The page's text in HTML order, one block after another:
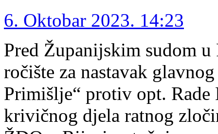
6. Oktobar 2023. 14:23
Pred Županijskim sudom u
ročište za nastavak
Primišlje“ protiv opt.
krivičnog djela ratnog